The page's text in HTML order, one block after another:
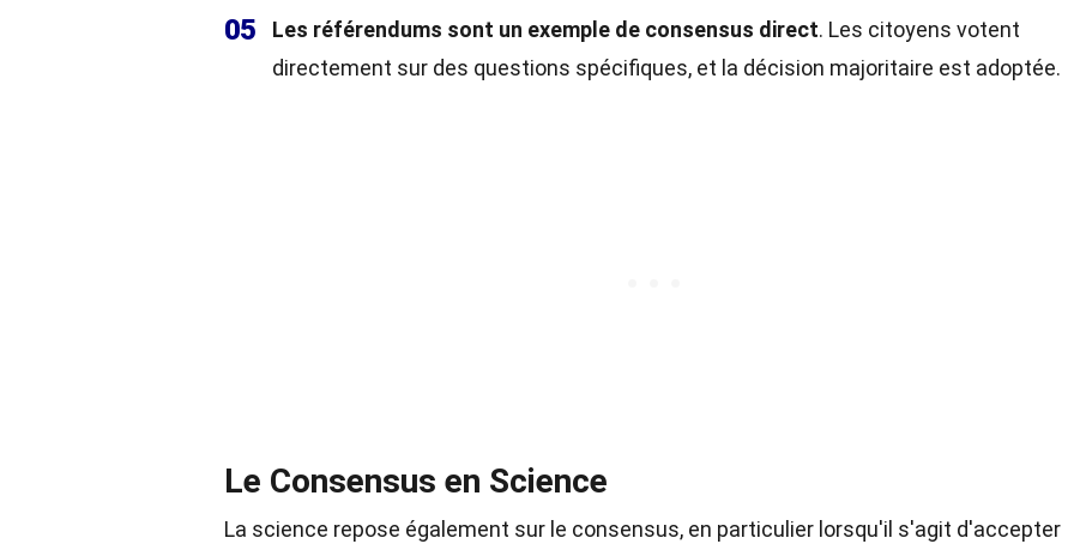
05 Les référendums sont un exemple de consensus direct. Les citoyens votent
directement sur des questions spécifiques, et la décision majoritaire est adoptée.
Le Consensus en Science
La science repose également sur le consensus, en particulier lorsqu'il s'agit d'accepter